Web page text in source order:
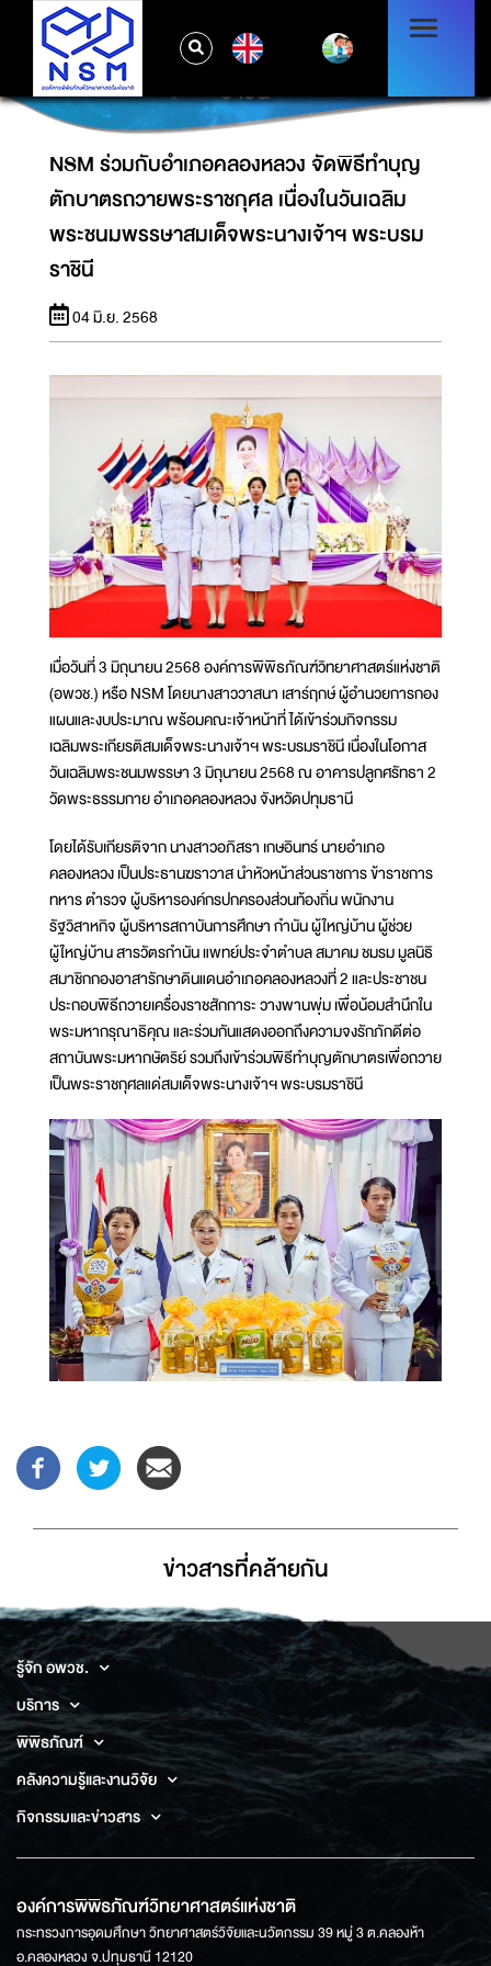
NSM ร่วมกับอำเภอคลองหลวง จัดพิธีทำบุญ
ตักบาตรถวายพระราชกุศล เนื่องในวันเฉลิม
พระชนมพรรษาสมเด็จพระนางเจ้าฯ พระบรม
ราชินี
NSM ร่วมกับอำเภอคลองหลวง จัดพิธีทำบุญ
ตักบาตรถวายพระราชกุศล เนื่องในวันเฉลิม
พระชนมพรรษาสมเด็จพระนางเจ้าฯ พระบรม
ราชินี
04 มิ.ย. 2568
เมื่อวันที่ 3 มิถุนายน 2568 องค์การพิพิธภัณฑ์วิทยาศาสตร์แห่งชาติ
(อพวช.) หรือ NSM โดยนางสาววาสนา เสาร์ฤกษ์ ผู้อำนวยการกอง
แผนและงบประมาณ พร้อมคณะเจ้าหน้าที่ ได้เข้าร่วมกิจกรรม
เฉลิมพระเกียรติสมเด็จพระนางเจ้าฯ พระบรมราชินี เนื่องในโอกาส
วันเฉลิมพระชนมพรรษา 3 มิถุนายน 2568 ณ อาคารปลูกศรัทธา 2
วัดพระธรรมกาย อำเภอคลองหลวง จังหวัดปทุมธานี
โดยได้รับเกียรติจาก นางสาวอภิสรา เกษอินทร์ นายอำเภอ
คลองหลวง เป็นประธานฆราวาส นำหัวหน้าส่วนราชการ ข้าราชการ
ทหาร ตำรวจ ผู้บริหารองค์กรปกครองส่วนท้องถิ่น พนักงาน
รัฐวิสาหกิจ ผู้บริหารสถาบันการศึกษา กำนัน ผู้ใหญ่บ้าน ผู้ช่วย
ผู้ใหญ่บ้าน สารวัตรกำนัน แพทย์ประจำตำบล สมาคม ชมรม มูลนิธิ
สมาชิกกองอาสารักษาดินแดนอำเภอคลองหลวงที่ 2 และประชาชน
ประกอบพิธีถวายเครื่องราชสักการะ วางพานพุ่ม เพื่อน้อมสำนึกใน
พระมหากรุณาธิคุณ และร่วมกันแสดงออกถึงความจงรักภักดีต่อ
สถาบันพระมหากษัตริย์ รวมถึงเข้าร่วมพิธีทำบุญตักบาตรเพื่อถวาย
เป็นพระราชกุศลแด่สมเด็จพระนางเจ้าฯ พระบรมราชินี
ข่าวสารที่่คล้ายกัน
รู้จัก อพวช.
บริการ
พิพิธภัณฑ์
คลังความรู้และงานวิจัย
กิจกรรมและข่าวสาร
องค์การพิพิธภัณฑ์วิทยาศาสตร์แห่งชาติ
กระทรวงการอุดมศึกษา วิทยาศาสตร์วิจัยและนวัตกรรม 39 หมู่ 3 ต.คลองห้า
อ.คลองหลวง จ.ปทุมธานี 12120